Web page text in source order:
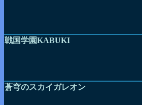
戦国学園KABUKI
蒼穹のスカイガレオン